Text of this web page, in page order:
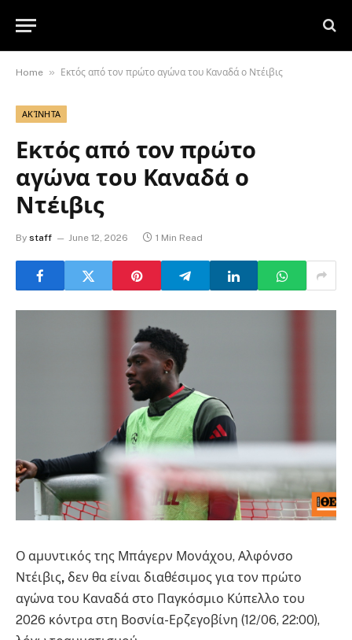
Home » Εκτός από τον πρώτο αγώνα του Καναδά ο Ντέιβις
ΑΚΊΝΗΤΑ
Εκτός από τον πρώτο
αγώνα του Καναδά ο
Ντέιβις
By staff June 12, 2026 1 Min Read
Ο αμυντικός της Μπάγερν Μονάχου, Αλφόνσο
Ντέιβις, δεν θα είναι διαθέσιμος για τον πρώτο
αγώνα του Καναδά στο Παγκόσμιο Κύπελλο του
2026 κόντρα στη Βοσνία-Ερζεγοβίνη (12/06, 22:00),